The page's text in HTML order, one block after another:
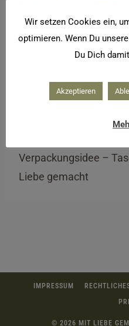
Verpackungsidee –
Liebe gemacht
IMPRESSUM
© 2026 MIT LIEBE
Wir setzen Cookies ein,
optimieren. Wenn Du
Du Dich
Akzeptieren